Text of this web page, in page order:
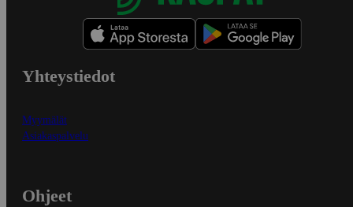
Yhteystiedot
Myymälät
Asiakaspalvelu
Ohjeet